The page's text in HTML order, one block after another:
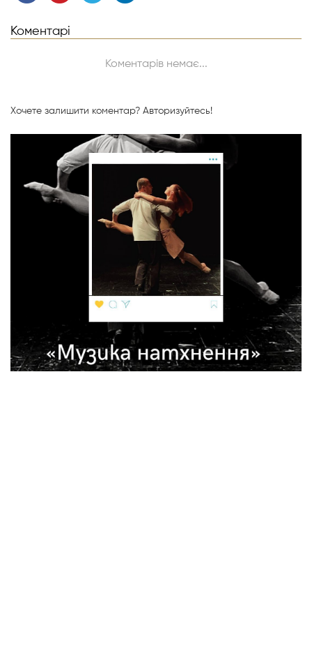
Коментарі
Коментарів немає...
Хочете залишити коментар? Авторизуйтесь!